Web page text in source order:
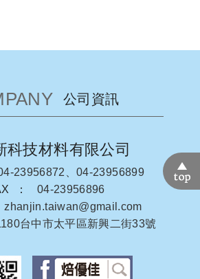
盤紙、炸物吸油紙
堡紙/帕里尼袋)
紙/蛋捲捲紙)
公司資訊
科技材料有限公司
23956872、04-23956899
04-23956896
zhanjin.taiwan@gmail.com
台中市太平區新興二街33號